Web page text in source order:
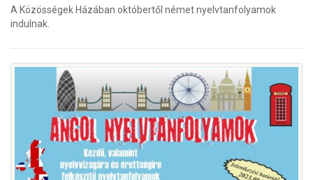
A Közösségek Házában októbertől német nyelvtanfolyamok
indulnak.